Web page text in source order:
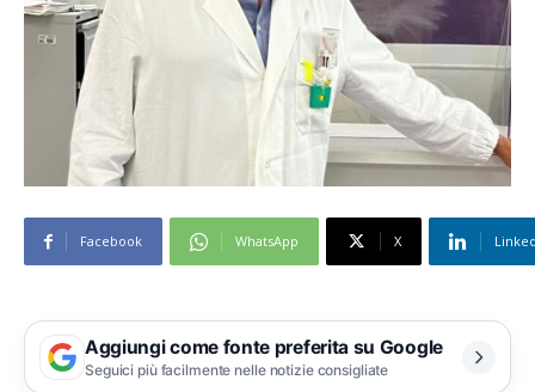
Facebook WhatsApp X
Aggiungi come fonte preferita su Google
Seguici più facilmente nelle notizie consigliate